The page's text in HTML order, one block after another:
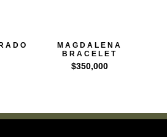
MAGDALENA
BRACELET
$350,000